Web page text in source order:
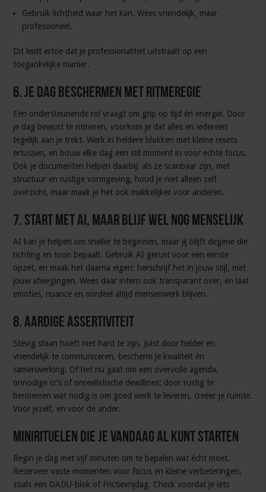
Gebruik lichtheid waar het kan. Wees vriendelijk, maar
professioneel.
Dit leidt ertoe dat je professionaliteit uitstraalt op een
toegankelijke manier.
6. Je dag beschermen met ritmeregie
Een ondersteunende rol vraagt om grip op tijd én energie. Door
je dag bewust te ritmeren, voorkom je dat alles en iedereen
tegelijk aan je trekt. Werk in heldere blokken met kleine resets
ertussen, en bouw elke dag een stil moment in voor echte focus.
Ook je documenten helpen daarbij: als ze scanbaar zijn, met
structuur en rustige vormgeving, houd je niet alleen zelf
overzicht, maar maak je het ook makkelijker voor anderen.
7. Start met AI, maar blijf wel nog menselijk
AI kan je helpen om sneller te beginnen, maar jij blijft degene die
richting en toon bepaalt. Gebruik AI gerust voor een eerste
opzet, en maak het daarna eigen: herschrijf het in jouw stijl, met
jouw afwegingen. Wees daar intern ook transparant over, en laat
emoties, nuance en oordeel altijd mensenwerk blijven.
8. Aardige assertiviteit
Stevig staan hoeft niet hard te zijn. Juist door helder en
vriendelijk te communiceren, bescherm je kwaliteit én
samenwerking. Of het nu gaat om een overvolle agenda,
onnodige cc’s of onrealistische deadlines: door rustig te
benoemen wat nodig is om goed werk te leveren, creëer je ruimte.
Voor jezelf, en voor de ander.
Minirituelen die je vandaag al kunt starten
Begin je dag met vijf minuten om te bepalen wat écht moet.
Reserveer vaste momenten voor focus en kleine verbeteringen,
zoals een DADU-blok of Frictievrijdag. Check voordat je iets